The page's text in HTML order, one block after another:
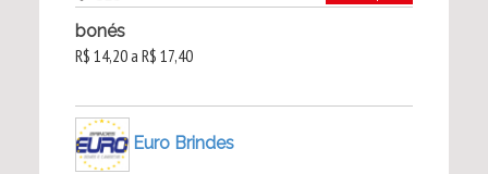
bonés
R$ 14,20 a R$ 17,40
Euro Brindes